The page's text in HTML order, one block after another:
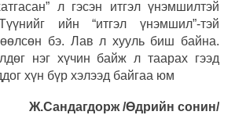
л гэсэн итгэл үнэмшилтэй
ийн “итгэл үнэмшил”-тэй
бэ. Лав л хууль биш байна.
нэг хүчин байж л таарах гээд
хүн бүр хэлээд байгаа юм
Ж.Сандагдорж /Өдрийн сонин/